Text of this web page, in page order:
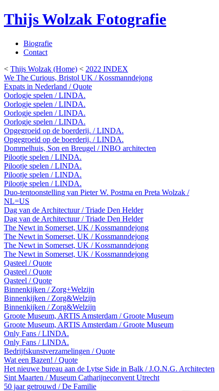
Thijs Wolzak Fotografie
Biografie
Contact
< Thijs Wolzak (Home) < 2022 INDEX
We The Curious, Bristol UK / Kossmanndejong
Expats in Nederland / Quote
Oorlogje spelen / LINDA.
Oorlogje spelen / LINDA.
Oorlogje spelen / LINDA.
Oorlogje spelen / LINDA.
Opgegroeid op de boerderij. / LINDA.
Opgegroeid op de boerderij. / LINDA.
Dommelhuis, Son en Breugel / INBO architecten
Pilootje spelen / LINDA.
Pilootje spelen / LINDA.
Pilootje spelen / LINDA.
Pilootje spelen / LINDA.
Duo-tentoonstelling van Pieter W. Postma en Preta Wolzak /
NL=US
Dag van de Architectuur / Triade Den Helder
Dag van de Architectuur / Triade Den Helder
The Newt in Somerset, UK / Kossmanndejong
The Newt in Somerset, UK / Kossmanndejong
The Newt in Somerset, UK / Kossmanndejong
The Newt in Somerset, UK / Kossmanndejong
Qasteel / Quote
Qasteel / Quote
Qasteel / Quote
Binnenkijken / Zorg+Welzijn
Binnenkijken / Zorg&Welzijn
Binnenkijken / Zorg&Welzijn
Groote Museum, ARTIS Amsterdam / Groote Museum
Groote Museum, ARTIS Amsterdam / Groote Museum
Only Fans / LINDA.
Only Fans / LINDA.
Bedrijfskunstverzamelingen / Quote
Wat een Bazen! / Quote
Het nieuwe bureau aan de Lytse Side in Balk / J.O.N.G. Architecten
Sint Maarten / Museum Catharijneconvent Utrecht
50 jaar getrouwd / De Familie